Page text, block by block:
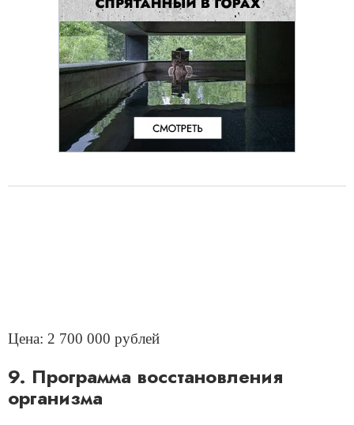
Цена: 2 700 000 рублей
9. Программа восстановления
организма